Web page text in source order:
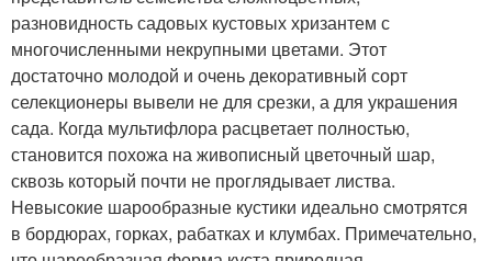
разновидность садовых кустовых хризантем с
многочисленными некрупными цветами. Этот
достаточно молодой и очень декоративный сорт
селекционеры вывели не для срезки, а для украшения
сада. Когда мультифлора расцветает полностью,
становится похожа на живописный цветочный шар,
сквозь который почти не проглядывает листва.
Невысокие шарообразные кустики идеально смотрятся
в бордюрах, горках, рабатках и клумбах. Примечательно,